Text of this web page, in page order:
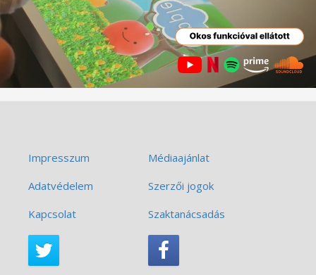
Impresszum
Médiaajánlat
Adatvédelem
Szerzői jogok
Kapcsolat
Szaktanácsadás